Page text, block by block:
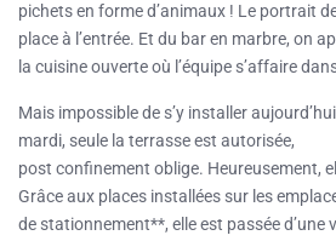
pichets en forme d’animaux ! Le portrait
place à l’entrée. Et du bar en marbre, on
la cuisine ouverte où l’équipe s’affaire
Mais impossible de s’y installer
mardi, seule la terrasse est autorisée,
post confinement oblige. Heureusement,
Grâce aux places installées sur les
de stationnement**, elle est passée d’une